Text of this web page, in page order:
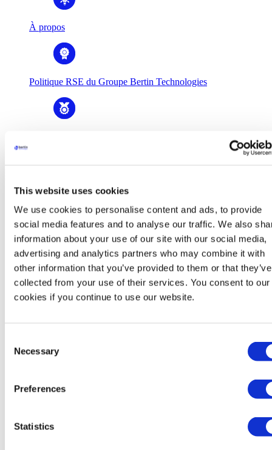
This website uses cookies
We use cookies to personalise content and ads, to provide
social media features and to analyse our traffic. We also
information about your use of our site with our social media,
advertising and analytics partners who may combine it with
other information that you’ve provided to them or that they’ve
collected from your use of their services. You consent to our
cookies if you continue to use our website.
Selection
Necessary
Preferences
Statistics
À propos
Politique RSE du Groupe Bertin Technologies
Gouvernance
Business Units
Business Units
Bertin Alpao
Bertin Environics
Bertin Exensor
Bertin Health & Life Sciences
Filiales
Bertin Corp.
Bertin Environics